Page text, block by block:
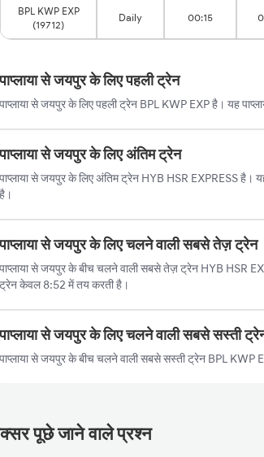
BPL KWP EXP
(19712)
Daily 00:15
पाप्लाया से जयपुर के लिए पहली ट्रेन
पाप्लाया से जयपुर के लिए पहली ट्रेन BPL KWP EXP है। यह
पाप्लाया से जयपुर के लिए अंतिम ट्रेन
पाप्लाया से जयपुर के लिए अंतिम ट्रेन HYB HSR EXPRESS
है।
पाप्लाया से जयपुर के लिए चलने वाली सबसे तेज़ ट्रेन
पाप्लाया से जयपुर के बीच चलने वाली सबसे तेज़ ट्रेन HYB HSR
ट्रेन केवल 8:52 में तय करती है।
पाप्लाया से जयपुर के लिए चलने वाली सबसे सस्ती
पाप्लाया से जयपुर के बीच चलने वाली सबसे सस्ती ट्रेन BPL KWP
पूछे जाने वाले प्रश्न